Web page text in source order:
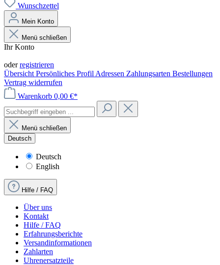
Wunschzettel
Mein Konto
Menü schließen
Ihr Konto
oderregistrieren
Übersicht Persönliches Profil Adressen Zahlungsarten Bestellungen
Vertrag widerrufen
Warenkorb 0,00 €*
Menü schließen
Deutsch
Deutsch
English
Hilfe / FAQ
Über uns
Kontakt
Hilfe / FAQ
Erfahrungsberichte
Versandinformationen
Zahlarten
Uhrenersatzteile